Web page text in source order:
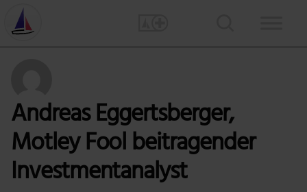
Andreas Eggertsberger,
Motley Fool beitragender
Investmentanalyst